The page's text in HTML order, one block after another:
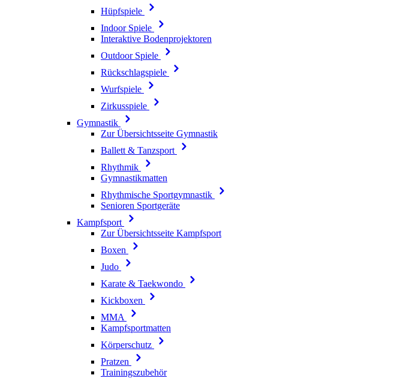
Hüpfspiele
Indoor Spiele
Interaktive Bodenprojektoren
Outdoor Spiele
Rückschlagspiele
Wurfspiele
Zirkusspiele
Gymnastik
Zur Übersichtsseite Gymnastik
Ballett & Tanzsport
Rhythmik
Gymnastikmatten
Rhythmische Sportgymnastik
Senioren Sportgeräte
Kampfsport
Zur Übersichtsseite Kampfsport
Boxen
Judo
Karate & Taekwondo
Kickboxen
MMA
Kampfsportmatten
Körperschutz
Pratzen
Trainingszubehör